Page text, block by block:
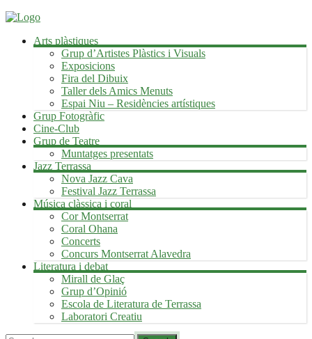
Arts plàstiques
Grup d’Artistes Plàstics i Visuals
Exposicions
Fira del Dibuix
Taller dels Amics Menuts
Espai Niu – Residències artístiques
Grup Fotogràfic
Cine-Club
Grup de Teatre
Muntatges presentats
Jazz Terrassa
Nova Jazz Cava
Festival Jazz Terrassa
Música clàssica i coral
Cor Montserrat
Coral Ohana
Concerts
Concurs Montserrat Alavedra
Literatura i debat
Mirall de Glaç
Grup d’Opinió
Escola de Literatura de Terrassa
Laboratori Creatiu